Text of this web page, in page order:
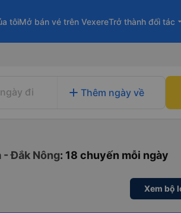
tôiMở bán vé trên VexereTrở thành đối tác arrow_drop_down
đi add Thêm ngày về
- Đắk Nông: 18 chuyến mỗi ngày
Xem bộ